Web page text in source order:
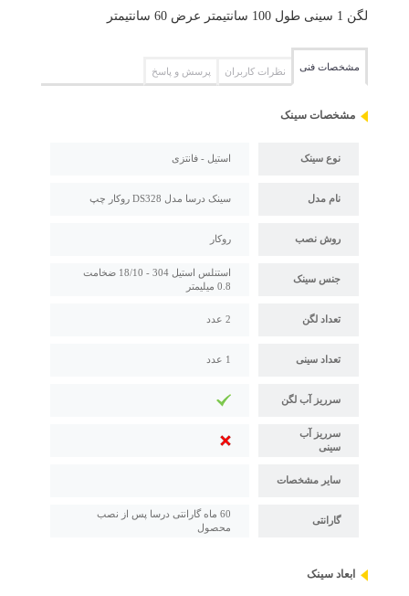
لگن 1 سینی طول 100 سانتیمتر عرض 60 سانتیمتر
مشخصات فنی نظرات کاربران پرسش و پاسخ
مشخصات سینک
نوع سینک استیل - فانتزی
نام مدل سینک درسا مدل DS328 روکار چپ
روش نصب روکار
جنس سینک
استنلس استیل 304 - 18/10 ضخامت
0.8 میلیمتر
تعداد لگن 2 عدد
تعداد سینی 1 عدد
سرریز آب لگن
سرریز آب
سینی
سایر مشخصات
گارانتی
60 ماه گارانتی درسا پس از نصب
محصول
ابعاد سینک